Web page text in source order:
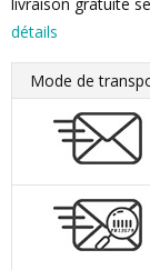
détails
Mode de